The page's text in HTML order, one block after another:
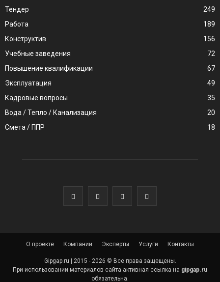
Тендер
249
Работа
189
Конструктив
156
Учебные заведения
72
Повышение квалификации
67
Эксплуатация
49
Кадровые вопросы
35
Вода / Тепло / Канализация
20
Смета / ППР
18
О проекте Компании Эксперты Услуги Контакты
Gipgap.ru | 2015 - 2026 © Все права защещены.
При использовании материалов сайта активная ссылка на gipgap.ru
обязательна.